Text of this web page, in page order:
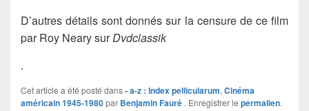
D’autres détails sont donnés sur la censure de ce film
par Roy Neary surDvdclassik
.
Cet article a été posté dans- a-z : Index pellicularum,Cinéma
américain 1945-1980par Benjamin Fauré . Enregistrer le permalien.